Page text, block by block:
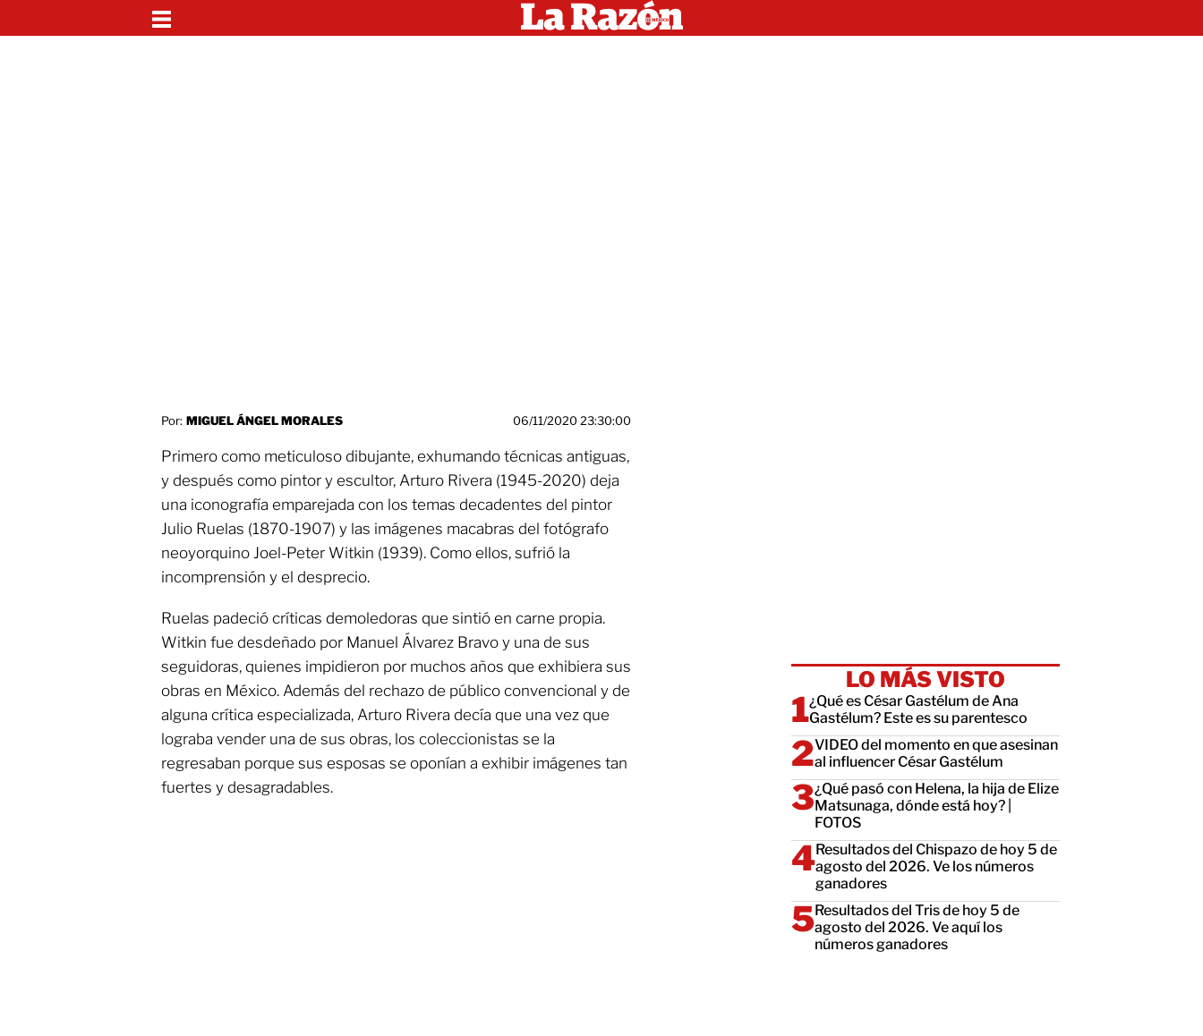
Por: MIGUEL ÁNGEL MORALES 06/11/2020 23:30:00
Primero como meticuloso dibujante, exhumando técnicas antiguas,
y después como pintor y escultor, Arturo Rivera (1945-2020) deja
una iconografía emparejada con los temas decadentes del pintor
Julio Ruelas (1870-1907) y las imágenes macabras del fotógrafo
neoyorquino Joel-Peter Witkin (1939). Como ellos, sufrió la
incomprensión y el desprecio.
Ruelas padeció críticas demoledoras que sintió en carne propia.
Witkin fue desdeñado por Manuel Álvarez Bravo y una de sus
seguidoras, quienes impidieron por muchos años que exhibiera sus
obras en México. Además del rechazo de público convencional y de
alguna crítica especializada, Arturo Rivera decía que una vez que
lograba vender una de sus obras, los coleccionistas se la
regresaban porque sus esposas se oponían a exhibir imágenes tan
fuertes y desagradables.
LO MÁS VISTO
¿Qué es César Gastélum de Ana
Gastélum? Este es su parentesco
VIDEO del momento en que asesinan
al influencer César Gastélum
¿Qué pasó con Helena, la hija de Elize
Matsunaga, dónde está hoy? |
FOTOS
Resultados del Chispazo de hoy 5 de
agosto del 2026. Ve los números
ganadores
Resultados del Tris de hoy 5 de
agosto del 2026. Ve aquí los
números ganadores